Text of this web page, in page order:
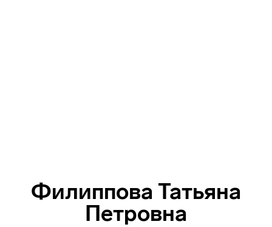
Филиппова Татьяна
Петровна